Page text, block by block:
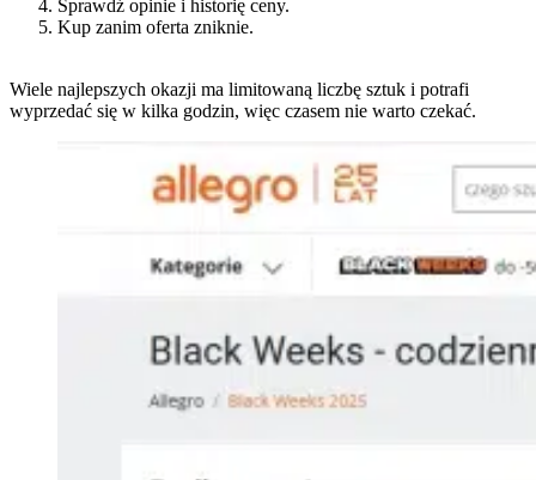
Sprawdź opinie i historię ceny.
Kup zanim oferta zniknie.
Wiele najlepszych okazji ma limitowaną liczbę sztuk i potrafi
wyprzedać się w kilka godzin, więc czasem nie warto czekać.